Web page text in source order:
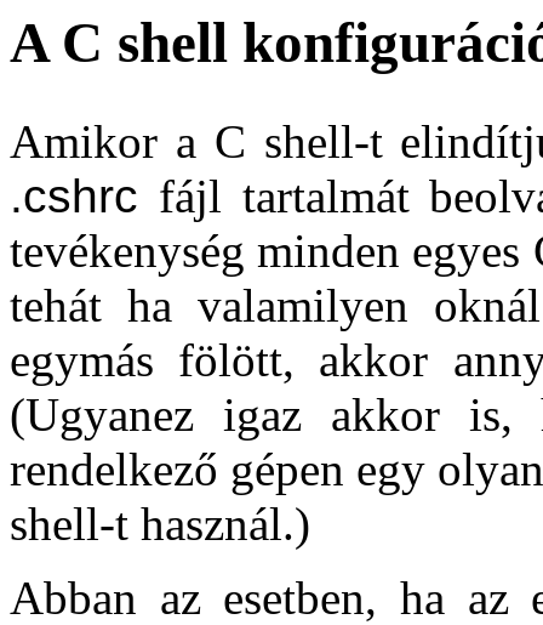
A C shell
Amikor a C shell-t
.cshrc fájl tartalmát
tevékenység minden
tehát ha valamilyen
egymás fölött, akkor
(Ugyanez igaz akkor is,
rendelkező gépen egy
shell-t használ.)
Abban az esetben, ha